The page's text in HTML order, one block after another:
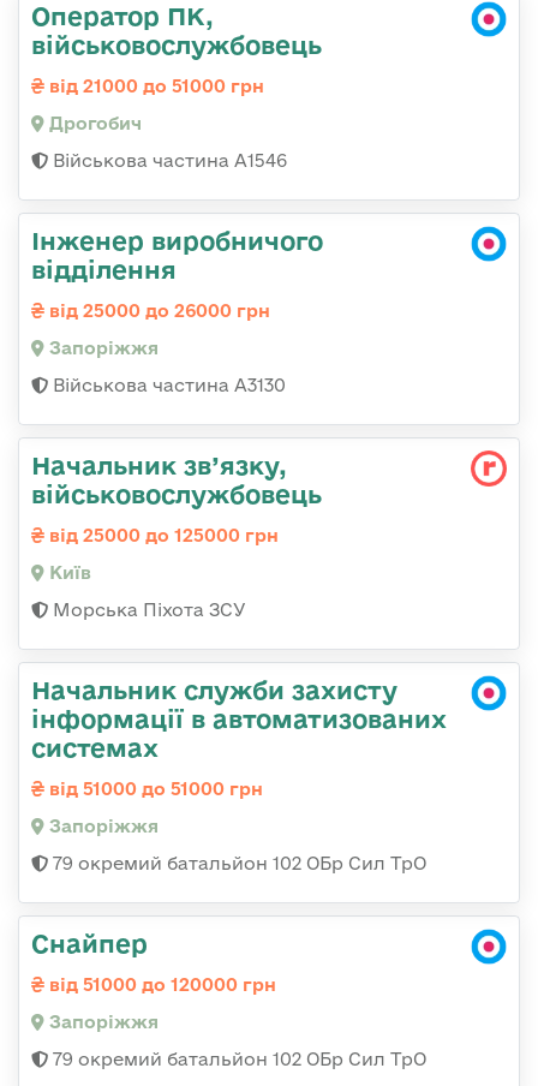
Оператор ПК,
військовослужбовець
від 21000 до 51000 грн
Дрогобич
Військова частина А1546
Інженер виробничого
відділення
від 25000 до 26000 грн
Запоріжжя
Військова частина А3130
Начальник зв’язку,
військовослужбовець
від 25000 до 125000 грн
Київ
Морська Піхота ЗСУ
Начальник служби захисту
інформації в автоматизованих
системах
від 51000 до 51000 грн
Запоріжжя
79 окремий батальйон 102 ОБр Сил ТрО
Снайпер
від 51000 до 120000 грн
Запоріжжя
79 окремий батальйон 102 ОБр Сил ТрО